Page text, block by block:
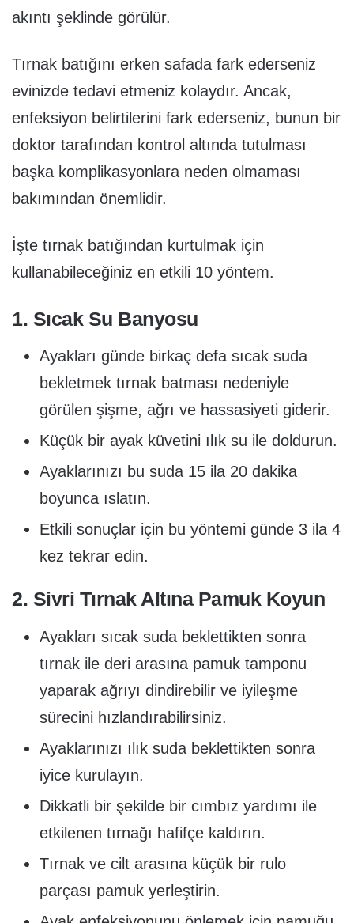
akıntı şeklinde görülür.
Tırnak batığını erken safada fark ederseniz
evinizde tedavi etmeniz kolaydır. Ancak,
enfeksiyon belirtilerini fark ederseniz, bunun bir
doktor tarafından kontrol altında tutulması
başka komplikasyonlara neden olmaması
bakımından önemlidir.
İşte tırnak batığından kurtulmak için
kullanabileceğiniz en etkili 10 yöntem.
1. Sıcak Su Banyosu
Ayakları günde birkaç defa sıcak suda
bekletmek tırnak batması nedeniyle
görülen şişme, ağrı ve hassasiyeti giderir.
Küçük bir ayak küvetini ılık su ile doldurun.
Ayaklarınızı bu suda 15 ila 20 dakika
boyunca ıslatın.
Etkili sonuçlar için bu yöntemi günde 3 ila 4
kez tekrar edin.
2. Sivri Tırnak Altına Pamuk Koyun
Ayakları sıcak suda beklettikten sonra
tırnak ile deri arasına pamuk tamponu
yaparak ağrıyı dindirebilir ve iyileşme
sürecini hızlandırabilirsiniz.
Ayaklarınızı ılık suda beklettikten sonra
iyice kurulayın.
Dikkatli bir şekilde bir cımbız yardımı ile
etkilenen tırnağı hafifçe kaldırın.
Tırnak ve cilt arasına küçük bir rulo
parçası pamuk yerleştirin.